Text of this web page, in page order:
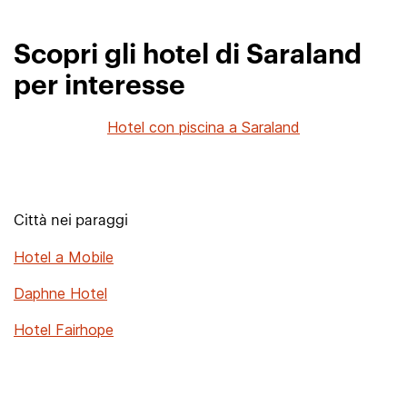
Scopri gli hotel di Saraland
per interesse
Hotel con piscina a Saraland
Città nei paraggi
Hotel a Mobile
Daphne Hotel
Hotel Fairhope